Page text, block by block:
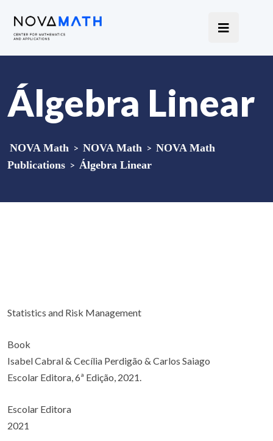
Álgebra Linear
NOVA Math > NOVA Math > NOVA Math
Publications > Álgebra Linear
Statistics and Risk Management
Book
Isabel Cabral & Cecília Perdigão & Carlos Saiago
Escolar Editora, 6ª Edição, 2021.
Escolar Editora
2021